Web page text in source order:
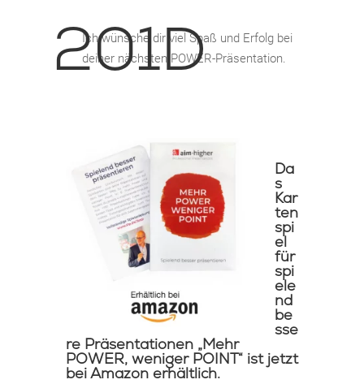
Ich wünsche dir viel Spaß und Erfolg bei
deiner nächsten POWER-Präsentation.
Da
s
Kar
ten
spi
el
für
spi
ele
nd
be
sse
re Präsentationen „Mehr
POWER, weniger POINT“ ist jetzt
beiAmazonerhältlich.